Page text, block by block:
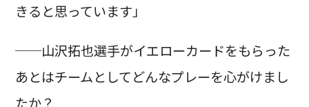
きると思っています」
──山沢拓也選手がイエローカードをもらった
あとはチームとしてどんなプレーを心がけまし
たか？